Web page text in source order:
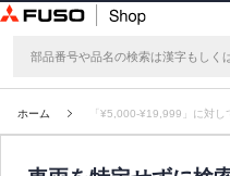
ホーム 「¥5,000-¥19,999」に対